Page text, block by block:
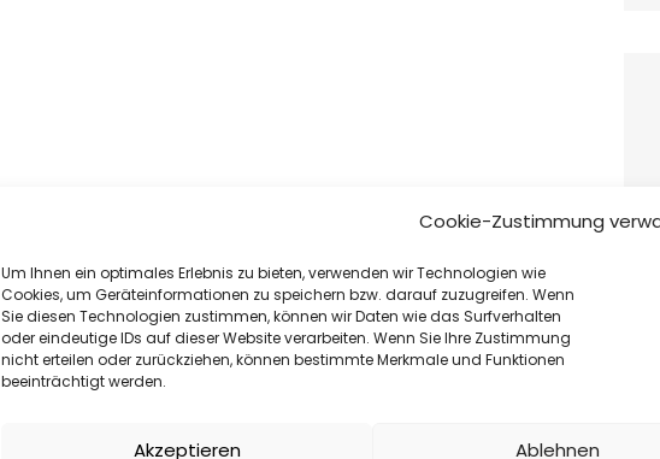
Cookie-Zustimmung
Um Ihnen ein optimales Erlebnis zu bieten, verwenden wir Technologien wie
Cookies, um Geräteinformationen zu speichern bzw. darauf zuzugreifen. Wenn
Sie diesen Technologien zustimmen, können wir Daten wie das Surfverhalten
oder eindeutige IDs auf dieser Website verarbeiten. Wenn Sie Ihre Zustimmung
nicht erteilen oder zurückziehen, können bestimmte Merkmale und Funktionen
beeinträchtigt werden.
Akzeptieren Ablehnen